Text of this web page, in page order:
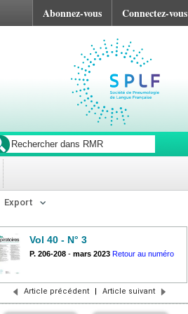
Abonnez-vous Connectez-vous
Export
Vol 40 - N° 3
P. 206-208 - mars 2023 Retour au numéro
Article précédent | Article suivant